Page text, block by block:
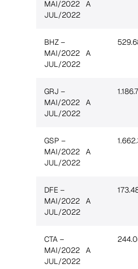
MAI/2022 A
JUL/2022
BHZ –
MAI/2022 A
JUL/2022
GRJ –
MAI/2022 A
JUL/2022
GSP –
MAI/2022 A
JUL/2022
DFE –
MAI/2022 A
JUL/2022
CTA –
MAI/2022 A
JUL/2022